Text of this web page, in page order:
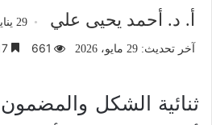
أ. د. أحمد يحيى علي 29 يناير، 2026
آخر تحديث: 29 مايو، 2026 661
ثنائية الشكل